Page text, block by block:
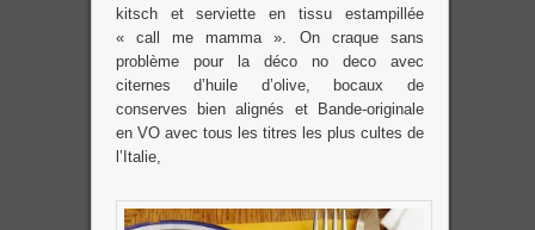
kitsch et serviette en tissu estampillée
« call me mamma ». On craque sans
problème pour la déco no deco avec
citernes d’huile d’olive, bocaux de
conserves bien alignés et Bande-originale
en VO avec tous les titres les plus cultes de
l’Italie,